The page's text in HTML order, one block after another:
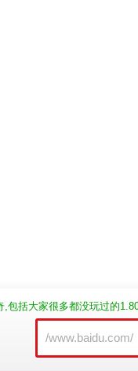
包括大家很多都没玩过的